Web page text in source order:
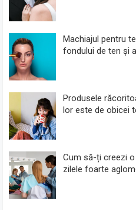
Machiajul pentru
fondului de ten și
Produsele
lor este de obicei
Cum să-ți creezi
zilele foarte